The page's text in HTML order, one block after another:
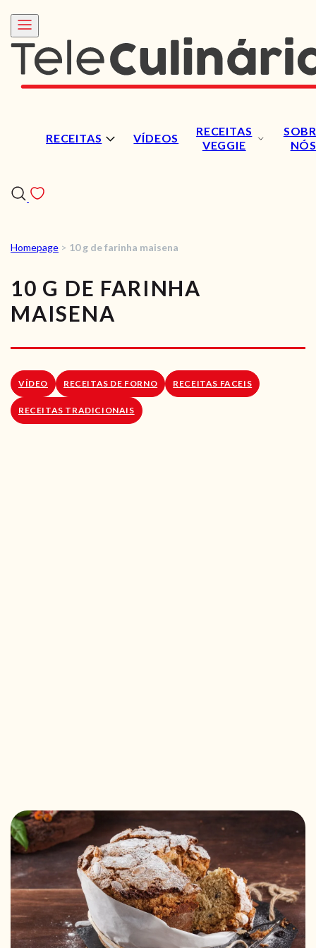
RECEITAS VÍDEOS
RECEITAS
VEGGIE
NÓS
RECEITAS
VÍDEOS
LOJA ONLINE
Homepage > 10 g de farinha maisena
10 G DE FARINHA
MAISENA
VÍDEO RECEITAS DE FORNO RECEITAS FACEIS
RECEITAS TRADICIONAIS